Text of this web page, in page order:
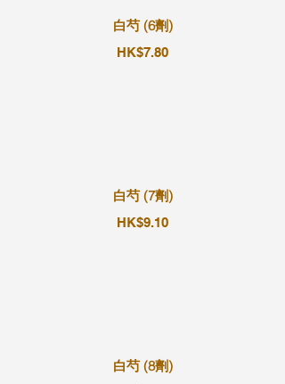
白芍 (6劑)
HK$7.80
白芍 (7劑)
HK$9.10
白芍 (8劑)